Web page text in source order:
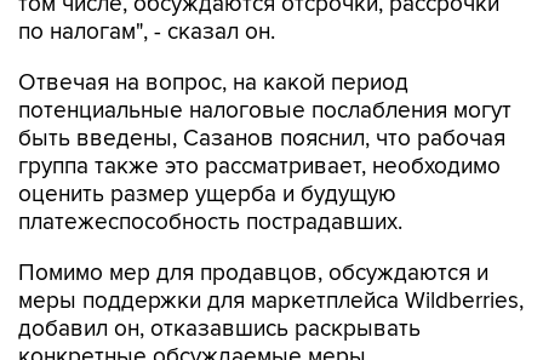
Отвечая на вопрос, на какой период
быть введены, Сазанов пояснил, что рабочая
группа также это рассматривает, необходимо
оценить размер ущерба и будущую
платежеспособность пострадавших.
Помимо мер для продавцов, обсуждаются и
добавил он, отказавшись раскрывать
конкретные обсуждаемые меры.